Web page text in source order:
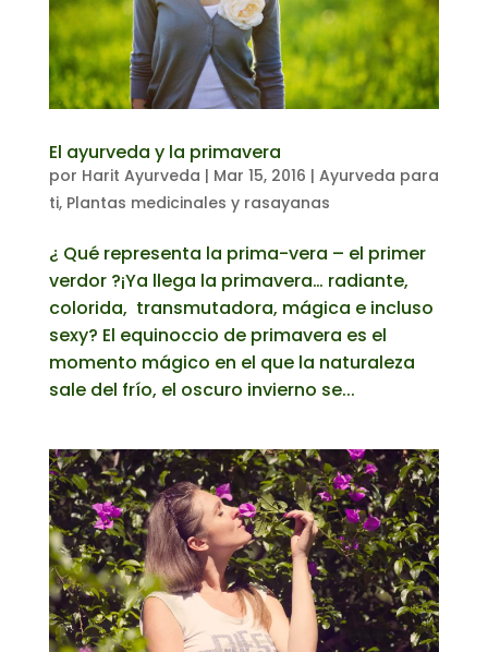
El ayurveda y la primavera
por Harit Ayurveda | Mar 15, 2016 | Ayurveda para
ti, Plantas medicinales y rasayanas
¿ Qué representa la prima-vera – el primer
verdor ?¡Ya llega la primavera… radiante,
colorida, transmutadora, mágica e incluso
sexy? El equinoccio de primavera es el
momento mágico en el que la naturaleza
sale del frío, el oscuro invierno se...